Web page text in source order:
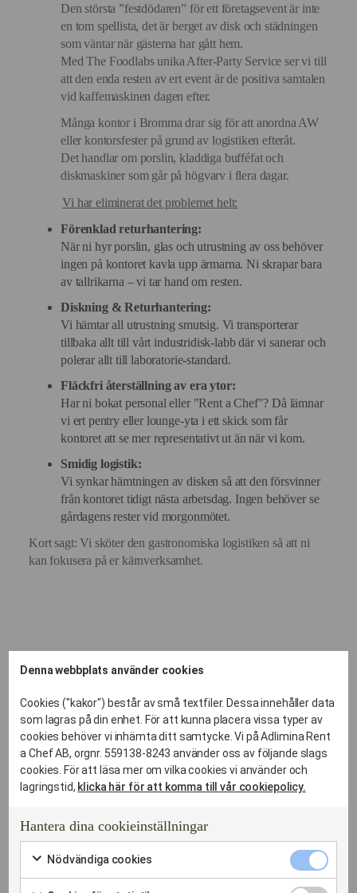
Den största ”festdödaren” för ett företagsevent är inte
en tom spellista, det är berget av disk och städningen
som väntar när gästerna har gått hem.
Med The Foodlabs unika After-Party Service ser vi till
att den enda resten av ert event är de positiva samtalen
vid kaffemaskinen dagen efter.
Många kontor i Bromma drar sig för att anordna AW
eller kontorsfester på grund av logistiken efteråt.
Det handlar om porslin, kladdiga bufféfat och
diskmaskiner som går på högvarv i flera dagar.
Vi har eliminerat det problemet helt:
Förenklad returhantering:
När ni hyr porslin, glas och utrustning av oss behöver
ingen på kontoret kavla upp ärmarna. Ni skrapar bara
av tallrikarna – vi tar hand om resten.
Diskning & Returhantering:
Vi hämtar all utrustning smutsig. Vi transporterar
tillbaka allt till vårt industridisk-labb där vi sanerar och
polerar allt till laboratorie-standard.
Fläckfri återställning av era ytor:
Har ni bokat personal eller "Rent a Chef"? Då lämnar
vi ert pentry eller lounge-yta i ett skick som får
kontoret att se mer representativt ut än när vi kom.
Smidig logistik:
Vi synkar hämtningen av disken så att den försvinner
från kontoret tidigt nästa arbetsdag. Ingen behöver se
gårdagens rester vid morgonmötet.
Kort sagt: Vi sköter den gastronomiska logistiken så att ni
kan fokusera på er kärnverksamhet.
Denna webbplats använder cookies
Cookies ("kakor") består av små textfiler. Dessa innehåller data
som lagras på din enhet. För att kunna placera vissa typer av
cookies behöver vi inhämta ditt samtycke. Vi på Adlimina Rent
a Chef AB, orgnr. 559138-8243 använder oss av följande slags
cookies. För att läsa mer om vilka cookies vi använder och
lagringstid, klicka här för att komma till vår cookiepolicy.
Hantera dina cookieinställningar
Nödvändiga cookies
cookies
kryssruta